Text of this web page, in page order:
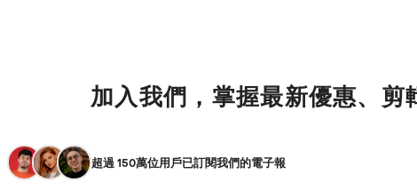
加入我們，掌握最新優惠、剪
超過 150萬位用戶已訂閱我們的電子報